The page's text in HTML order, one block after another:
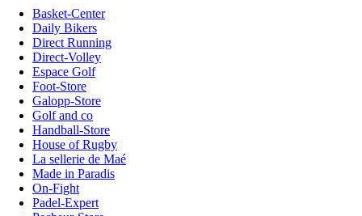
Basket-Center
Daily Bikers
Direct Running
Direct-Volley
Espace Golf
Foot-Store
Galopp-Store
Golf and co
Handball-Store
House of Rugby
La sellerie de Maé
Made in Paradis
On-Fight
Padel-Expert